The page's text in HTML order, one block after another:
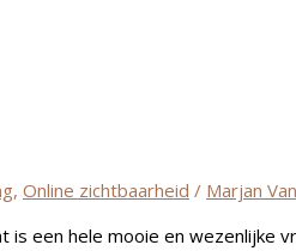
, Online zichtbaarheid / Marjan
is een hele mooie en